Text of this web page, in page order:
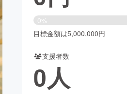
ド・飲食店
ティー・ヘルスケア
0%
目標金額は5,000,000円
支援者数
0人